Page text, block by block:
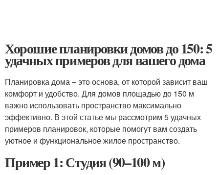
Хорошие планировки домов до 150: 5
удачных примеров для вашего дома
Планировка дома – это основа, от которой зависит ваш
комфорт и удобство. Для домов площадью до 150 м
важно использовать пространство максимально
эффективно. В этой статье мы рассмотрим 5 удачных
примеров планировок, которые помогут вам создать
уютное и функциональное жилое пространство.
Пример 1: Студия (90–100 м)